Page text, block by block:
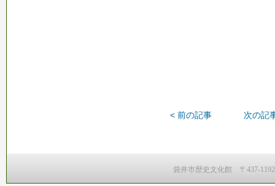
< 前の記事 次の記
袋井市歴史文化館 〒437-